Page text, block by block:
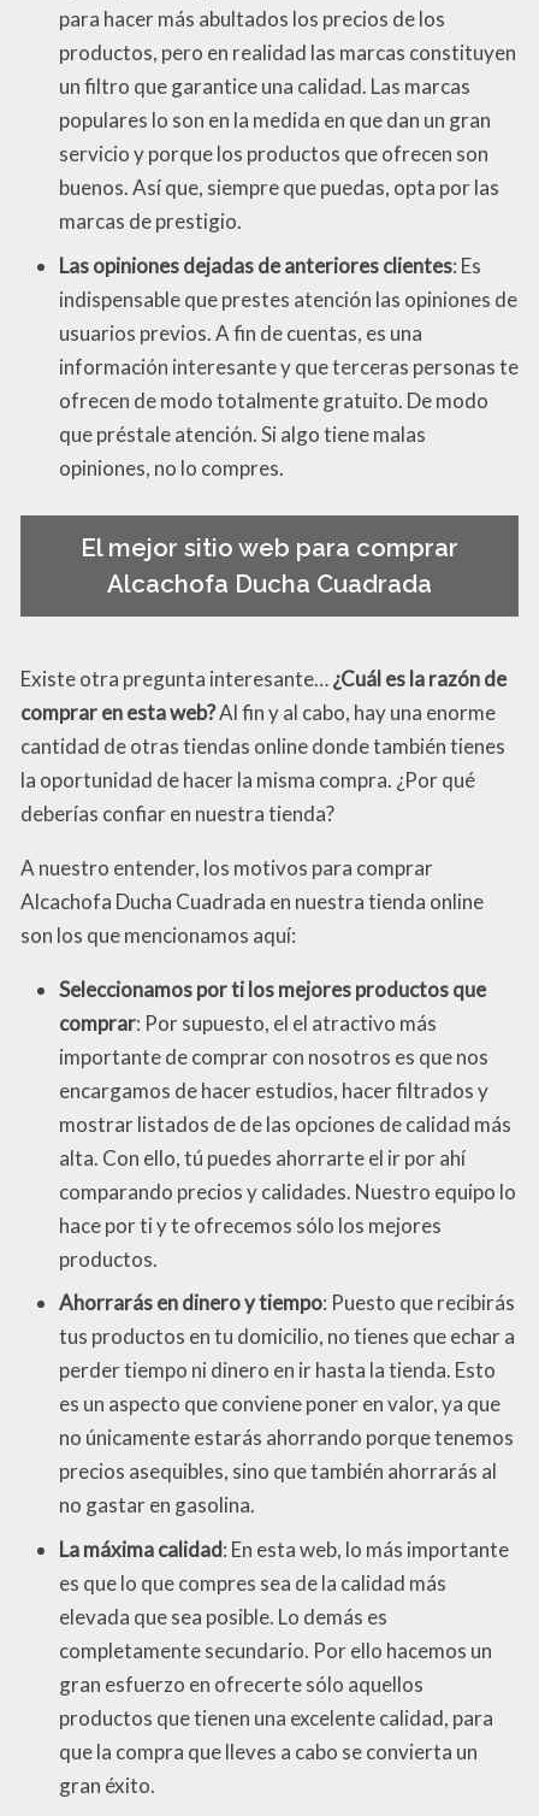
para hacer más abultados los precios de los
productos, pero en realidad las marcas constituyen
un filtro que garantice una calidad. Las marcas
populares lo son en la medida en que dan un gran
servicio y porque los productos que ofrecen son
buenos. Así que, siempre que puedas, opta por las
marcas de prestigio.
Las opiniones dejadas de anteriores clientes: Es
indispensable que prestes atención las opiniones de
usuarios previos. A fin de cuentas, es una
información interesante y que terceras personas te
ofrecen de modo totalmente gratuito. De modo
que préstale atención. Si algo tiene malas
opiniones, no lo compres.
El mejor sitio web para comprar
Alcachofa Ducha Cuadrada
Existe otra pregunta interesante…¿Cuál es la razón de
comprar en esta web?Al fin y al cabo, hay una enorme
cantidad de otras tiendas online donde también tienes
la oportunidad de hacer la misma compra. ¿Por qué
deberías confiar en nuestra tienda?
A nuestro entender, los motivos para comprar
Alcachofa Ducha Cuadrada en nuestra tienda online
son los que mencionamos aquí:
Seleccionamos por ti los mejores productos que
comprar: Por supuesto, el el atractivo más
importante de comprar con nosotros es que nos
encargamos de hacer estudios, hacer filtrados y
mostrar listados de de las opciones de calidad más
alta. Con ello, tú puedes ahorrarte el ir por ahí
comparando precios y calidades. Nuestro equipo lo
hace por ti y te ofrecemos sólo los mejores
productos.
Ahorrarás en dinero y tiempo: Puesto que recibirás
tus productos en tu domicilio, no tienes que echar a
perder tiempo ni dinero en ir hasta la tienda. Esto
es un aspecto que conviene poner en valor, ya que
no únicamente estarás ahorrando porque tenemos
precios asequibles, sino que también ahorrarás al
no gastar en gasolina.
La máxima calidad: En esta web, lo más importante
es que lo que compres sea de la calidad más
elevada que sea posible. Lo demás es
completamente secundario. Por ello hacemos un
gran esfuerzo en ofrecerte sólo aquellos
productos que tienen una excelente calidad, para
que la compra que lleves a cabo se convierta un
gran éxito.